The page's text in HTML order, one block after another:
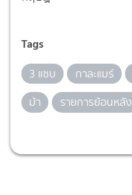
Tags
3 แซบ กาละแมร์
ม้า
รายการย้อนหลัง